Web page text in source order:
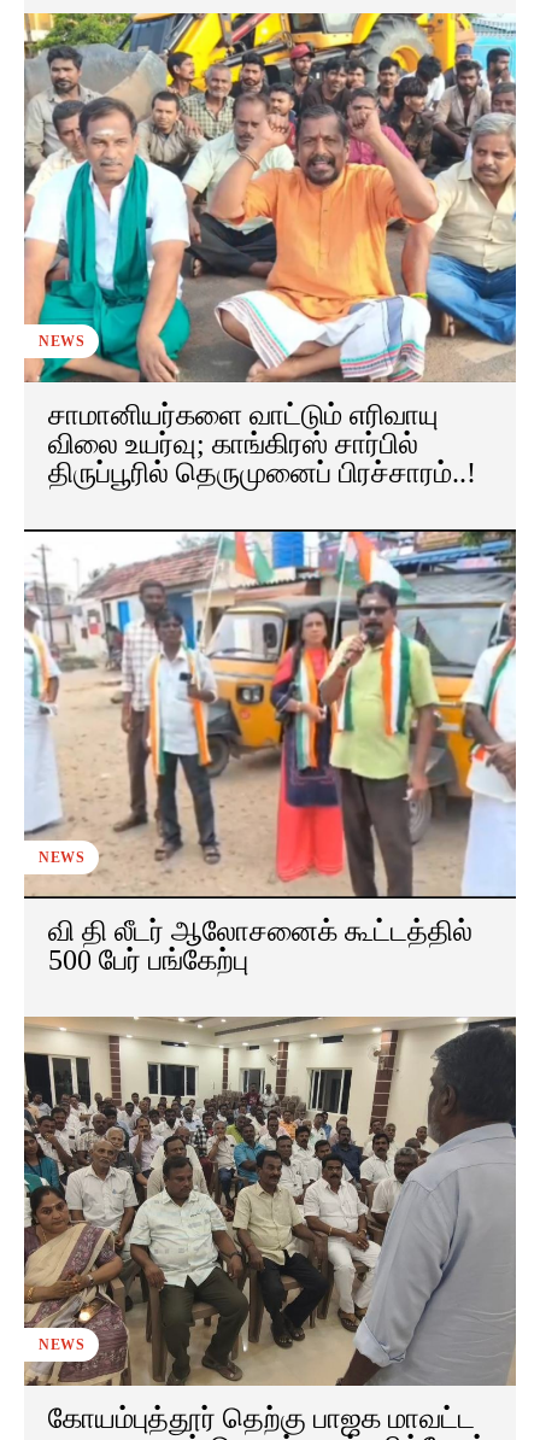
NEWS
சாமானியர்களை வாட்டும் எரிவாயு
விலை உயர்வு; காங்கிரஸ் சார்பில்
திருப்பூரில் தெருமுனைப் பிரச்சாரம்..!
NEWS
வி தி லீடர் ஆலோசனைக் கூட்டத்தில்
500 பேர் பங்கேற்பு
NEWS
கோயம்புத்தூர் தெற்கு பாஜக மாவட்ட